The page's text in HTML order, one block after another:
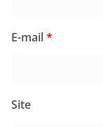
E-mail*
Site